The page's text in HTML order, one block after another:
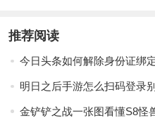
推荐阅读
今日头条如何解除身份证绑
明日之后手游怎么扫码登录
金铲铲之战一张图看懂S8怪